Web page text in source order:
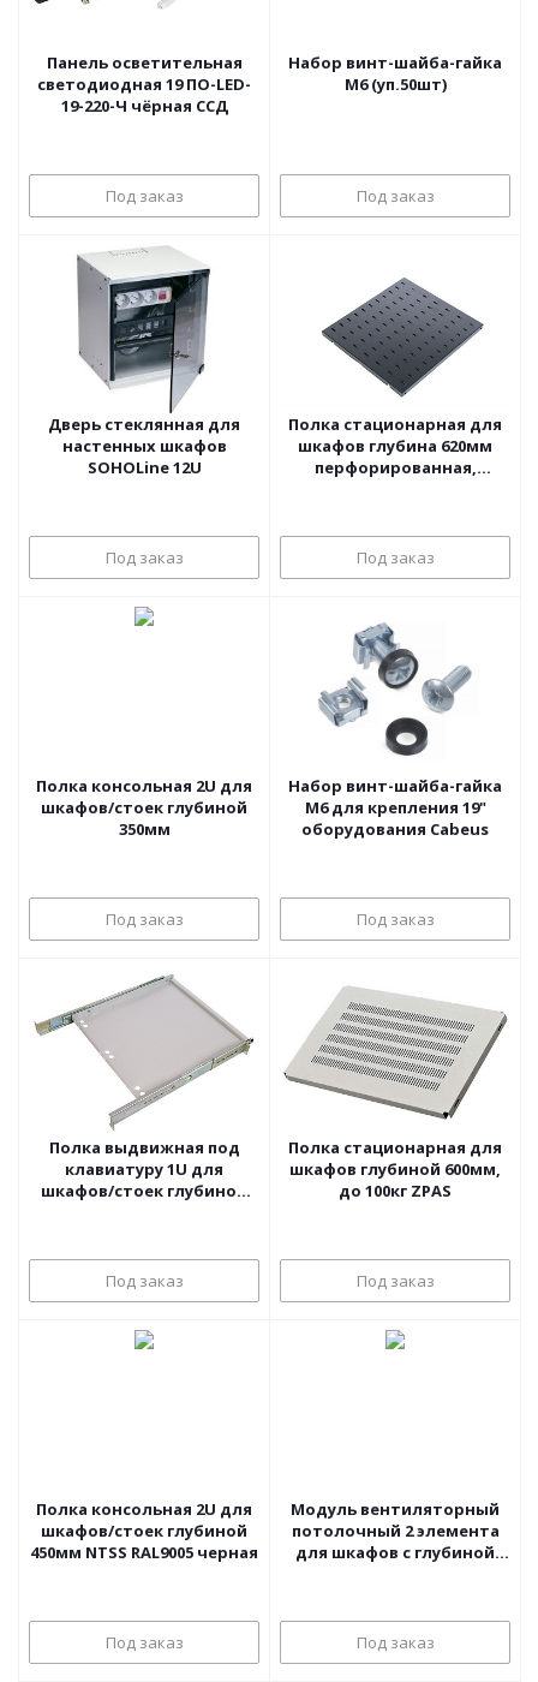
Панель осветительная
светодиодная 19 ПО-LED-
19-220-Ч чёрная ССД
Под заказ
Набор винт-шайба-гайка
М6 (уп.50шт)
Под заказ
Дверь стеклянная для
настенных шкафов
SOHOLine 12U
Под заказ
Полка стационарная для
шкафов глубина 620мм
перфорированная,
Под заказ
Полка консольная 2U для
шкафов/стоек глубиной
350мм
Под заказ
Набор винт-шайба-гайка
М6 для крепления 19"
оборудования Cabeus
Под заказ
Полка выдвижная под
клавиатуру 1U для
шкафов/стоек глубиной
Под заказ
Полка стационарная для
шкафов глубиной 600мм,
до 100кг ZPAS
Под заказ
Полка консольная 2U для
шкафов/стоек глубиной
450мм NTSS RAL9005 черная
Под заказ
Модуль вентиляторный
потолочный 2 элемента
для шкафов с глубиной
Под заказ